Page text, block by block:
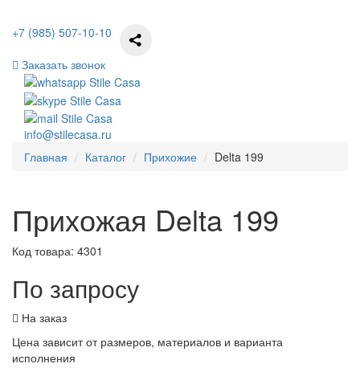
+7 (985) 507-10-10
Заказать звонок
info@stilecasa.ru
Главная
Каталог Прихожие Delta 199
Прихожая Delta 199
Код товара: 4301
По запросу
На заказ
Цена зависит от размеров, материалов и варианта
исполнения